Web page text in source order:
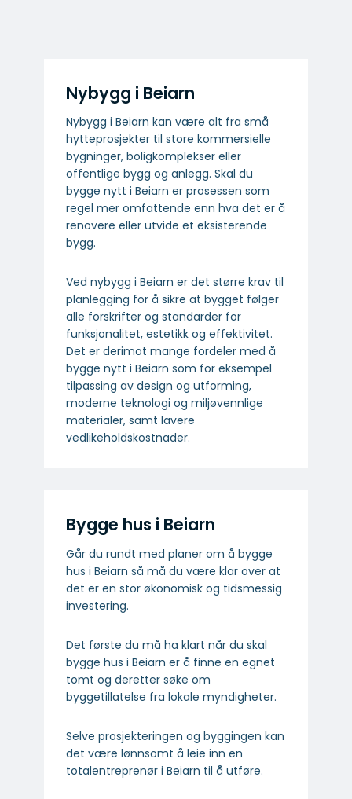
Nybygg i Beiarn
Nybygg i Beiarn kan være alt fra små
hytteprosjekter til store kommersielle
bygninger, boligkomplekser eller
offentlige bygg og anlegg. Skal du
bygge nytt i Beiarn er prosessen som
regel mer omfattende enn hva det er å
renovere eller utvide et eksisterende
bygg.
Ved nybygg i Beiarn er det større krav til
planlegging for å sikre at bygget følger
alle forskrifter og standarder for
funksjonalitet, estetikk og effektivitet.
Det er derimot mange fordeler med å
bygge nytt i Beiarn som for eksempel
tilpassing av design og utforming,
moderne teknologi og miljøvennlige
materialer, samt lavere
vedlikeholdskostnader.
Bygge hus i Beiarn
Går du rundt med planer om å bygge
hus i Beiarn så må du være klar over at
det er en stor økonomisk og tidsmessig
investering.
Det første du må ha klart når du skal
bygge hus i Beiarn er å finne en egnet
tomt og deretter søke om
byggetillatelse fra lokale myndigheter.
Selve prosjekteringen og byggingen kan
det være lønnsomt å leie inn en
totalentreprenør i Beiarn til å utføre.